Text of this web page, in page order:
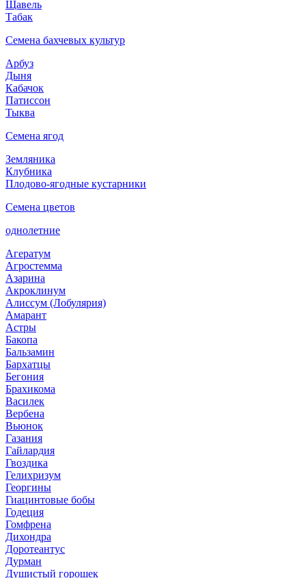
Щавель
Табак
Семена бахчевых культур
Арбуз
Дыня
Кабачок
Патиссон
Тыква
Семена ягод
Земляника
Клубника
Плодово-ягодные кустарники
Семена цветов
однолетние
Агератум
Агростемма
Азарина
Акроклинум
Алиссум (Лобулярия)
Амарант
Астры
Бакопа
Бальзамин
Бархатцы
Бегония
Брахикома
Василек
Вербена
Вьюнок
Газания
Гайлардия
Гвоздика
Гелихризум
Георгины
Гиацинтовые бобы
Годеция
Гомфрена
Дихондра
Доротеантус
Дурман
Душистый горошек